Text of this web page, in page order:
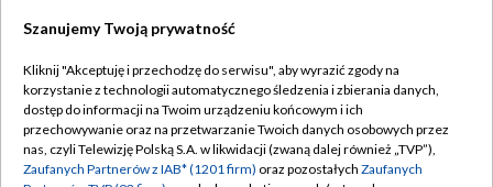
TVP
Abonament TVP
Emisja w TVP
Regulamin TVP
Polityka prywatności
Szanujemy Twoją prywatność
Kliknij "Akceptuję i przechodzę do serwisu", aby wyrazić zgody na
korzystanie z technologii automatycznego śledzenia i zbierania danych,
dostęp do informacji na Twoim urządzeniu końcowym i ich
przechowywanie oraz na przetwarzanie Twoich danych osobowych przez
nas, czyli Telewizję Polską S.A. w likwidacji (zwaną dalej również „TVP”),
Zaufanych Partnerów z IAB* (1201 firm) oraz pozostałych Zaufanych